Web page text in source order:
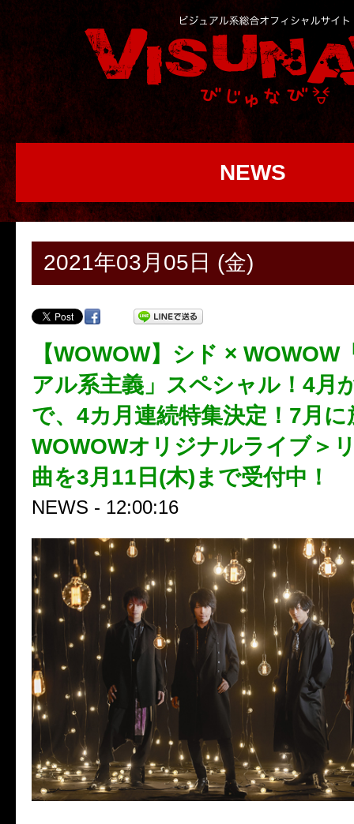
NEWS
2021年03月05日 (金)
【WOWOW】シド × WOWOW
アル系主義」スペシャル！4月
で、4カ月連続特集決定！7月に
WOWOWオリジナルライブ＞
曲を3月11日(木)まで受付中！
NEWS - 12:00:16